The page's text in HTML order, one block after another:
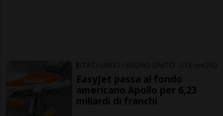
STATI UNITI / REGNO UNITO 13 ore 10
EasyJet passa al fondo
americano Apollo per 6,23
miliardi di franchi